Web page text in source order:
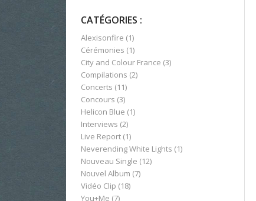
CATÉGORIES :
Alexisonfire (1)
Cérémonies (1)
City and Colour France (3)
Compilations (2)
Concerts (11)
Concours (3)
Helicon Blue (1)
Interviews (2)
Live Report (1)
Neverending White Lights (1)
Nouveau Single (12)
Nouvel Album (7)
Vidéo Clip (18)
You+Me (7)